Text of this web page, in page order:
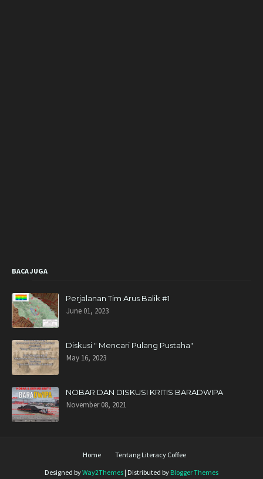
BACA JUGA
Perjalanan Tim Arus Balik #1
June 01, 2023
Diskusi " Mencari Pulang Pustaha"
May 16, 2023
NOBAR DAN DISKUSI KRITIS BARADWIPA
November 08, 2021
Home
Tentang Literacy Coffee
Designed byWay2Themes | Distributed by Blogger Themes